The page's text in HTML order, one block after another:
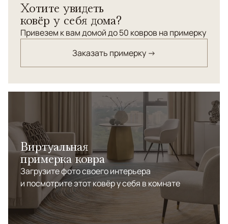
вашего интерьера, акцентная доминанта, превнесёт
стиля и уюта. Соткан из премиальной натуральной
новозеландской шерсти высшей категории.
Хотите увидеть
ковёр у себя дома?
Привезем к вам домой до 50 ковров на примерку
Заказать примерку →
Виртуальная
примерка ковра
Загрузите фото своего интерьера
и посмотрите этот ковёр у себя в комнате